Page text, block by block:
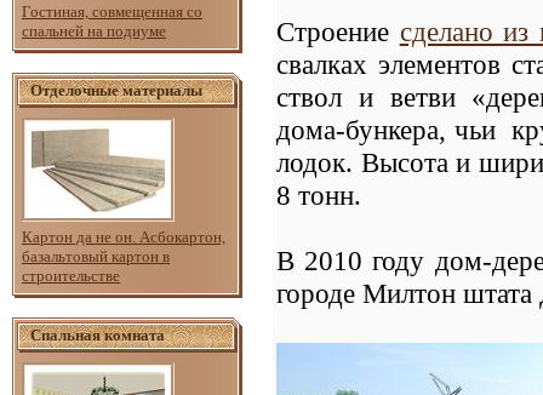
Гостиная, совмещенная со
спальней на подиуме
Отделочные материалы
Картон да не он. Асбокартон,
базальтовый картон в
строительстве
Спальная комната
Строение сделано из
свалках элементов
ствол и ветви
дома-бункера, чьи
лодок. Высота и
8 тонн.
В 2010 году дом-
городе Милтон